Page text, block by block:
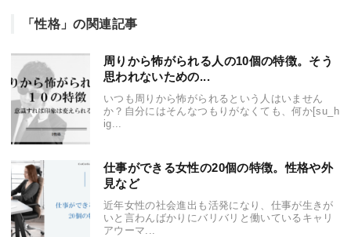
「性格」の関連記事
周りから怖がられる人の10個の特徴。そう
思われないための...
いつも周りから怖がられるという人はいません
か？自分にはそんなつもりがなくても、何か[su_h
ig...
仕事ができる女性の20個の特徴。性格や外
見など
近年女性の社会進出も活発になり、仕事が生きが
いと言わんばかりにバリバリと働いているキャリ
アウーマ...